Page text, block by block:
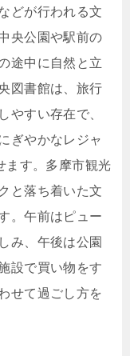
どが行われる文
央公園や駅前の
途中に自然と立
図書館は、旅行
やすい存在で、
ぎやかなレジャ
ます。多摩市観光
と落ち着いた文
。午前はピュー
み、午後は公園
設で買い物をす
せて過ごし方を